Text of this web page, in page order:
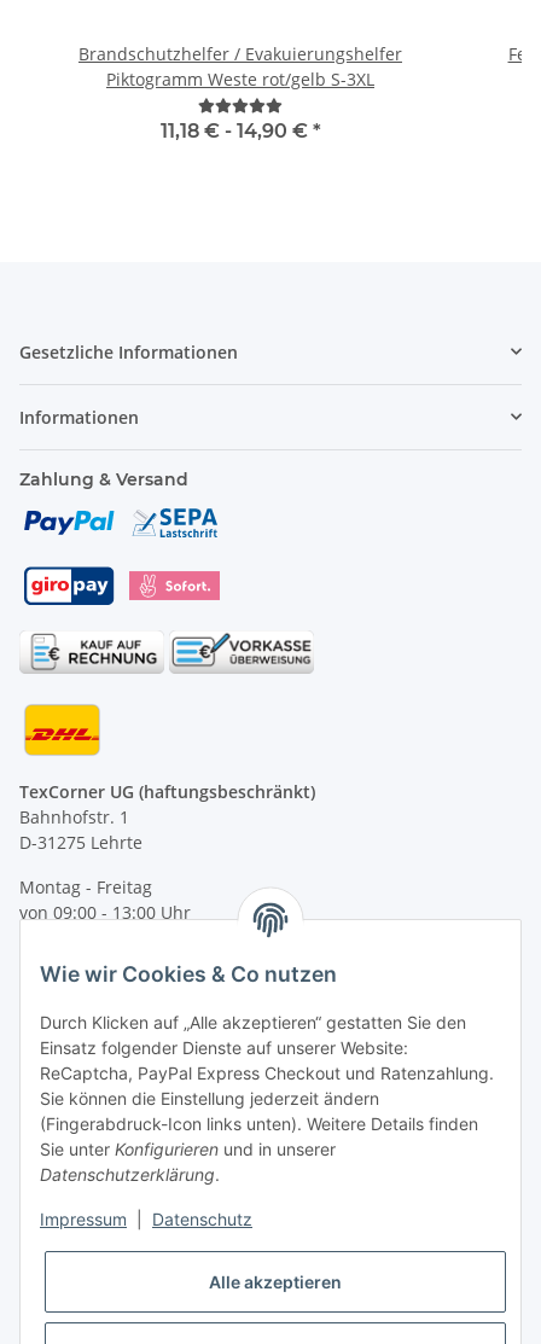
Brandschutzhelfer / Evakuierungshelfer
Piktogramm Weste rot/gelb S-3XL
11,18 € - 14,90 € *
Gesetzliche Informationen
Informationen
Zahlung & Versand
TexCorner UG (haftungsbeschränkt)
Bahnhofstr. 1
D-31275 Lehrte
Montag - Freitag
von 09:00 - 13:00 Uhr
Tel: +49 (0) 5132 8230689
E-Mail:mail@texcorner.de
Vertrag widerrufen
Wie wir Cookies & Co nutzen
Durch Klicken auf „Alle akzeptieren“ gestatten Sie den
Einsatz folgender Dienste auf unserer Website:
ReCaptcha, PayPal Express Checkout und Ratenzahlung.
Sie können die Einstellung jederzeit ändern
(Fingerabdruck-Icon links unten). Weitere Details finden
Sie unter Konfigurieren und in unserer
Datenschutzerklärung.
Impressum Datenschutz
Alle akzeptieren